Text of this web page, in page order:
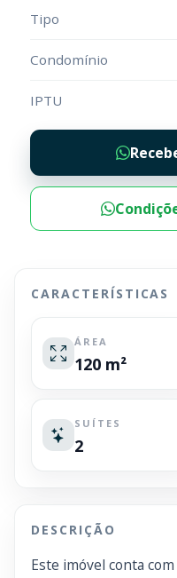
Tipo
Condomínio
IPTU
CARACTERÍSTICAS
ÁREA
120 m²
SUÍTES
2
DESCRIÇÃO
Este imóvel conta